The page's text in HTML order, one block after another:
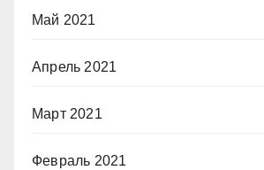
Май 2021
Апрель 2021
Март 2021
Февраль 2021